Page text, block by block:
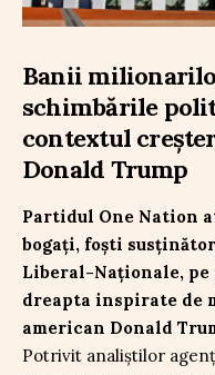
Banii
schimbările
contextul
Donald Trump
Partidul One Nation
bogați, foști
Liberal-Naționale,
dreapta inspirate de
american Donald
Potrivit analiștilor